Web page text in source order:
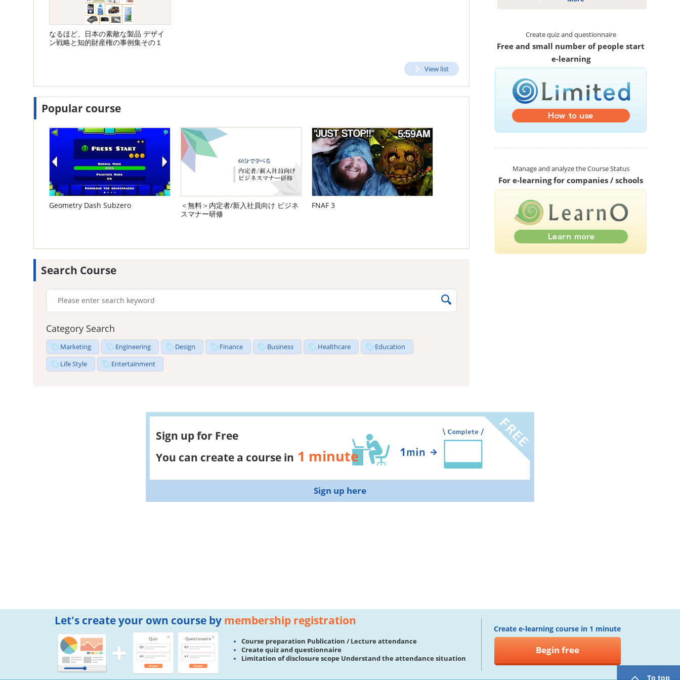
なるほど、日本の素敵な製品 デザイ
ン戦略と知的財産権の事例集その１
View list
Popular course
Geometry Dash Subzero
＜無料＞内定者/新入社員向け ビジネ
スマナー研修
FNAF 3
Search Course
Category Search
Marketing Engineering Design Finance Business Healthcare
Education
Life Style
Entertainment
Create quiz and questionnaire
Free and small number of people start
e-learning
Manage and analyze the Course Status
For e-learning for companies / schools
Sign up for Free
You can create a course in 1 minute
Sign up here
To top
Let's create your own course by membership registration
Course preparation Publication / Lecture attendance
Create quiz and questionnaire
Limitation of disclosure scope Understand the attendance situation
Create e-learning course in 1 minute
Begin free